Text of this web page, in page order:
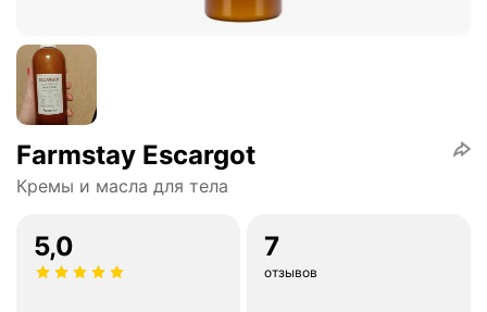
Farmstay Escargot
Кремы и масла для тела
5,0 7
отзывов